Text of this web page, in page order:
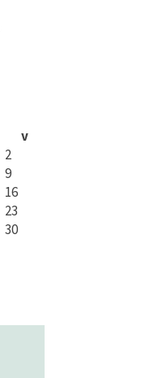
v
2
9
16
23
30